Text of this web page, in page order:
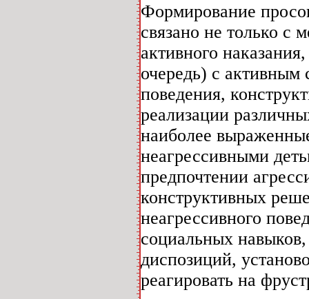
Формирование
связано не только с
активного
очередь) с
поведения,
реализации
наиболее
неагрессивными
предпочтении
конструктивных
неагрессивного
социальных
диспозиций,
реагировать на